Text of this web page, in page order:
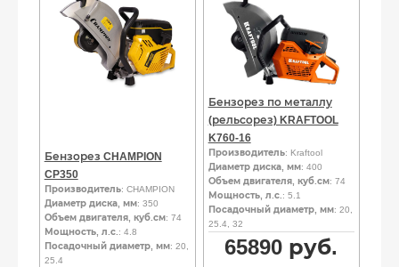
Бензорез CHAMPION
CP350
Производитель: CHAMPION
Диаметр диска, мм: 350
Объем двигателя, куб.см: 74
Мощность, л.с.: 4.8
Посадочный диаметр, мм: 20,
25.4
Бензорез по металлу
(рельсорез) KRAFTOOL
K760-16
Производитель: Kraftool
Диаметр диска, мм: 400
Объем двигателя, куб.см: 74
Мощность, л.с.: 5.1
Посадочный диаметр, мм: 20,
25.4, 32
65890 руб.